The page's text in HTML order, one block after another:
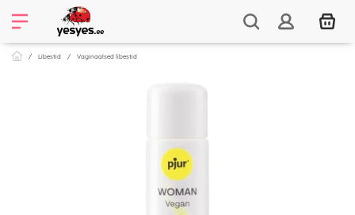
Libestid Vaginaalsed libestid